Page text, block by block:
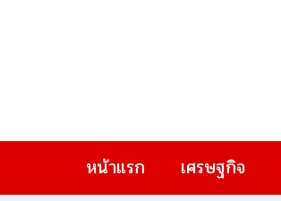
หน้าแรก เศรษฐกิจ